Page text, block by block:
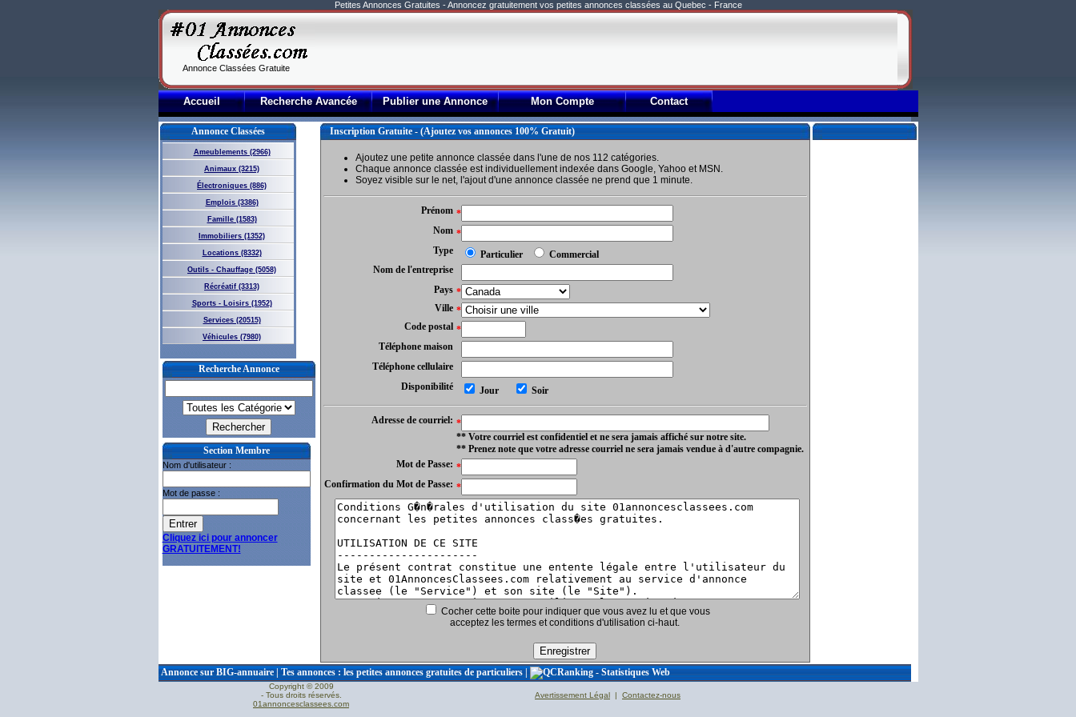
Petites Annonces Gratuites - Annoncez gratuitement vos petites annonces classées au Quebec - France
Annonce Classées Gratuite
Accueil Recherche Avancée Publier une Annonce Mon Compte Contact
Annonce Classées
Ameublements (2966)
Animaux (3215)
Électroniques (886)
Emplois (3386)
Famille (1583)
Immobiliers (1352)
Locations (8332)
Outils - Chauffage (5058)
Récréatif (3313)
Sports - Loisirs (1952)
Services (20515)
Véhicules (7980)
Recherche Annonce
Section Membre
Nom d'utilisateur :
Mot de passe :
Cliquez ici pour annoncer
GRATUITEMENT!
Inscription Gratuite - (Ajoutez vos annonces 100% Gratuit)
Ajoutez une petite annonce classée dans l'une de nos 112 catégories.
Chaque annonce classée est individuellement indexée dans Google, Yahoo et MSN.
Soyez visible sur le net, l'ajout d'une annonce classée ne prend que 1 minute.
Prénom *
Nom *
Type
Particulier
Commercial
Nom de l'entreprise
Pays *
Ville *
Code postal *
Téléphone maison
Téléphone cellulaire
Disponibilité
Jour Soir
Adresse de courriel: *
** Votre courriel est confidentiel et ne sera jamais affiché sur notre site.
** Prenez note que votre adresse courriel ne sera jamais vendue à d'autre compagnie.
Mot de Passe: *
Confirmation du Mot de Passe: *
Cocher cette boite pour indiquer que vous avez lu et que vous
acceptez les termes et conditions d'utilisation ci-haut.
Annonce sur BIG-annuaire|Tes annonces : les petites annonces gratuites de particuliers|
Copyright © 2009
- Tous droits réservés.
01annoncesclassees.com
Avertissement Légal | Contactez-nous